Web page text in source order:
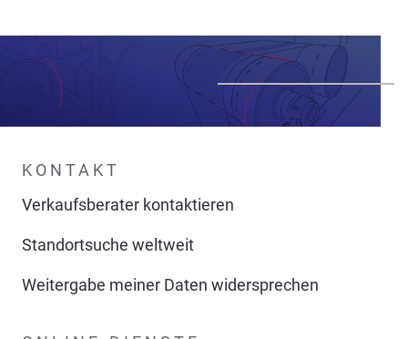
KONTAKT
Verkaufsberater kontaktieren
Standortsuche weltweit
Weitergabe meiner Daten widersprechen